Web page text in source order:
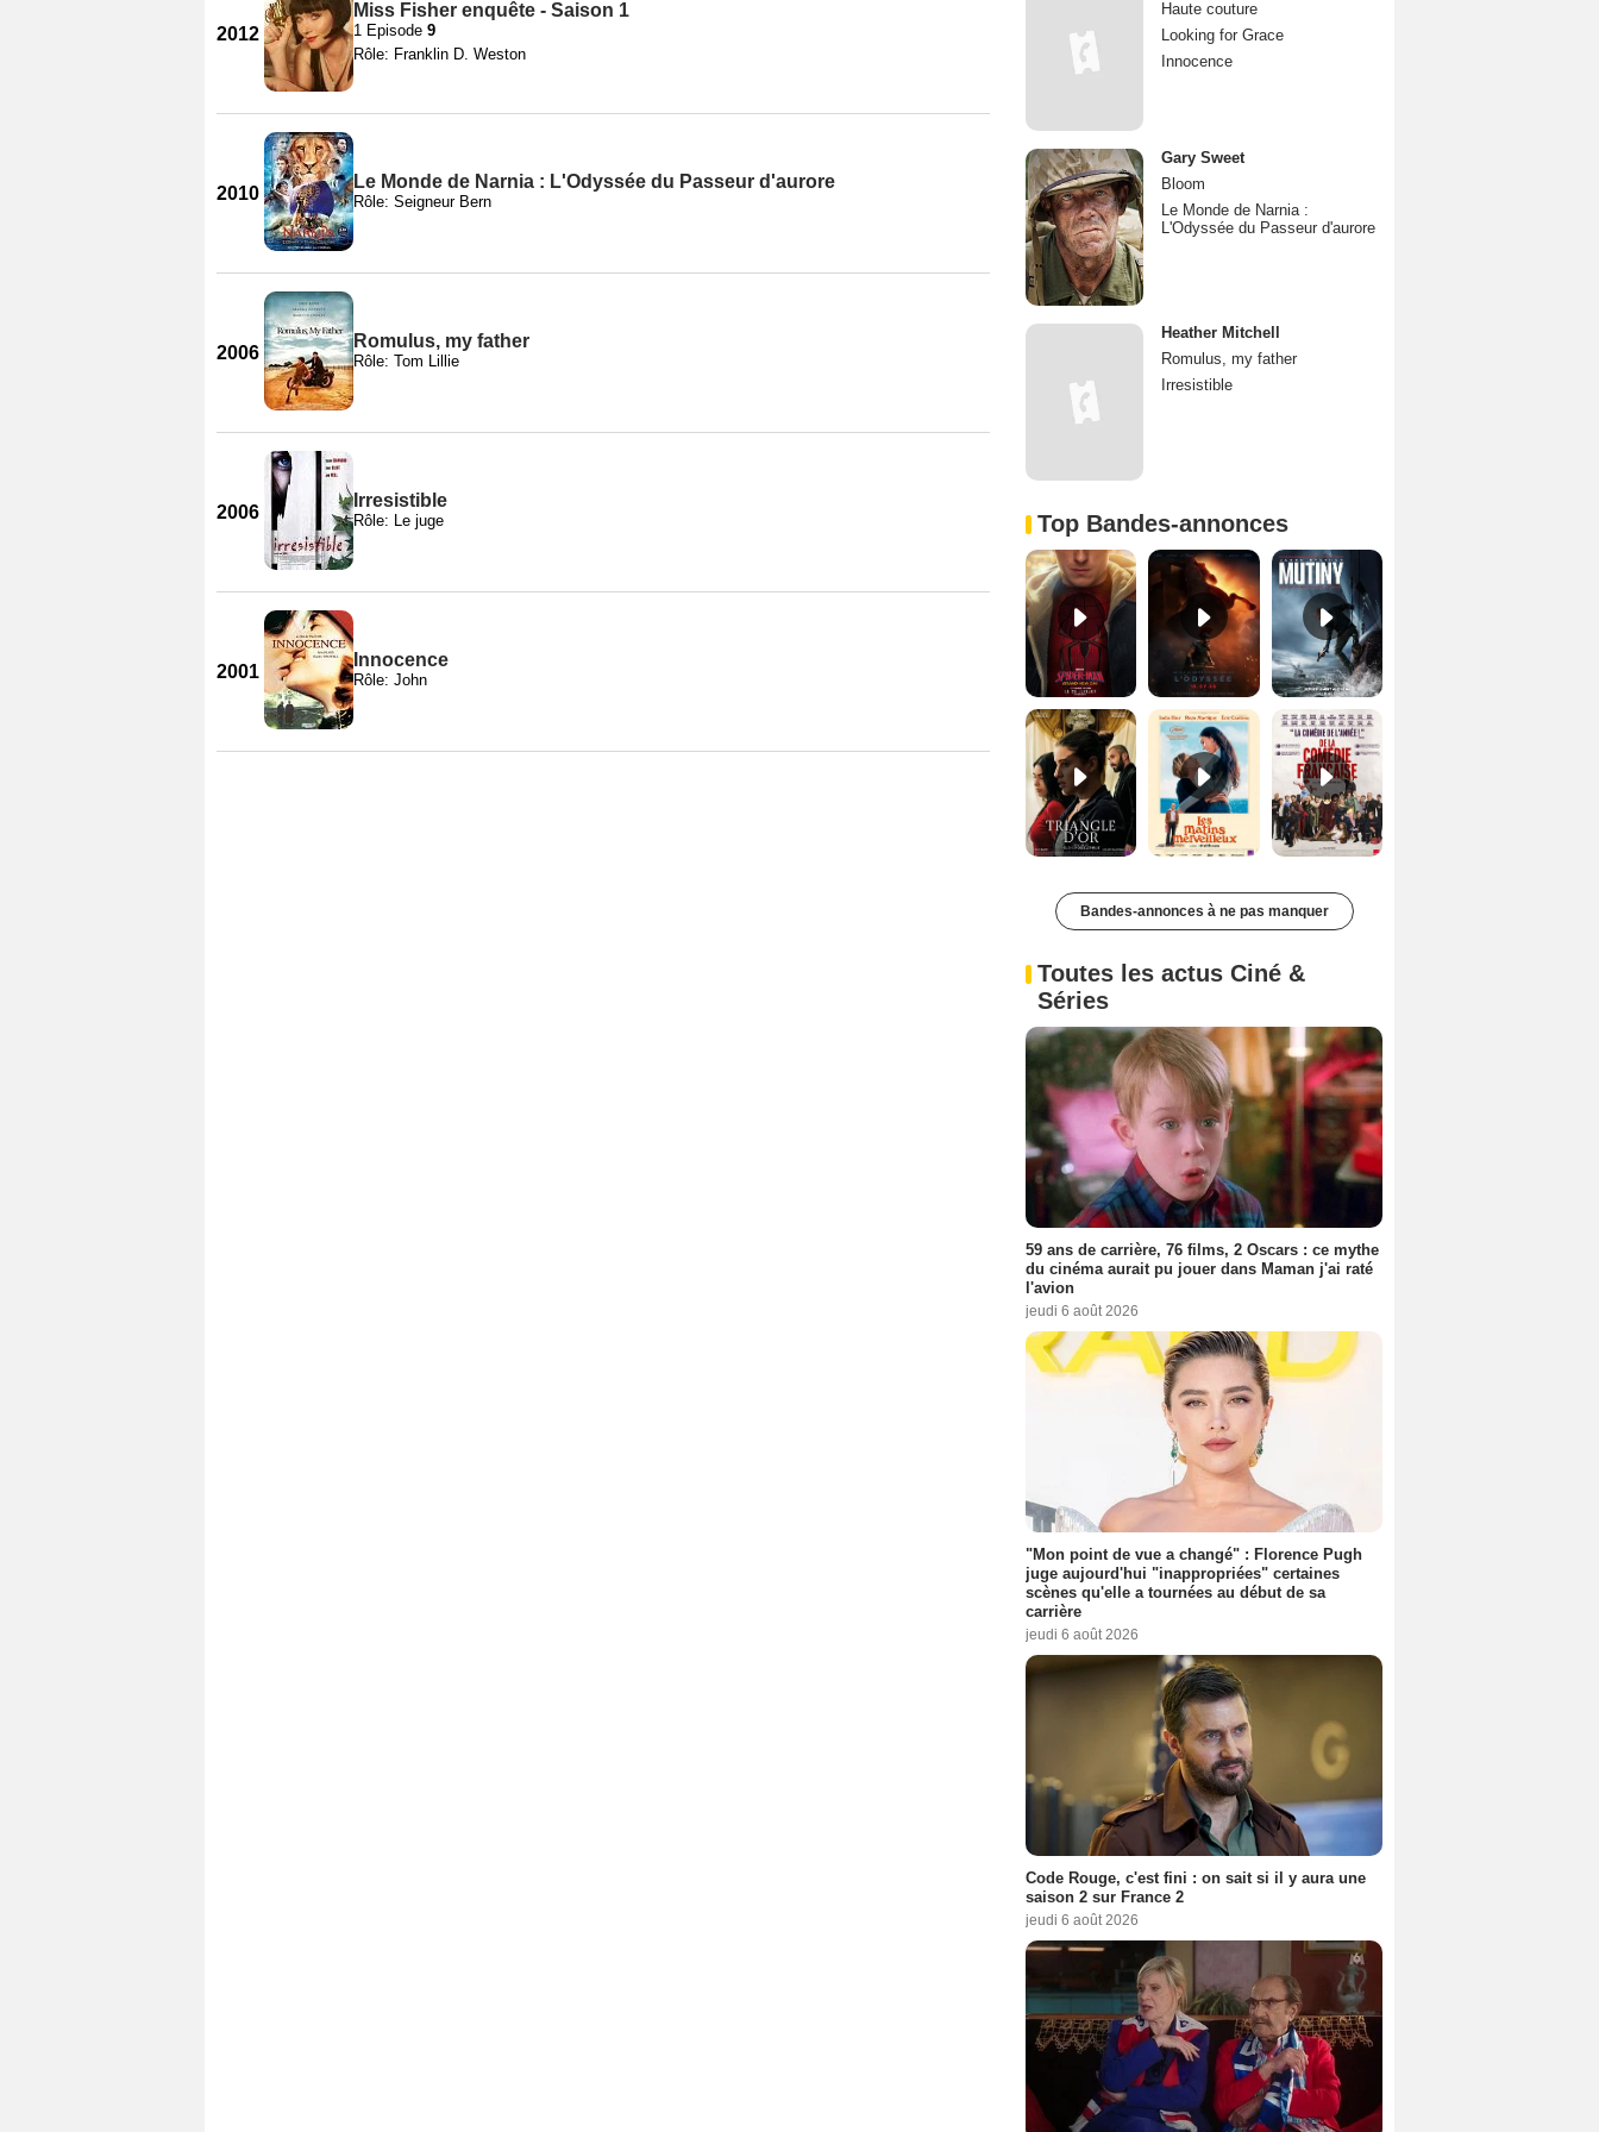
2012
Miss Fisher enquête - Saison 1
1 Episode 9
Rôle: Franklin D. Weston
2010
Le Monde de Narnia : L'Odyssée du Passeur d'aurore
Rôle: Seigneur Bern
2006
Romulus, my father
Rôle: Tom Lillie
2006
Irresistible
Rôle: Le juge
2001
Innocence
Rôle: John
Haute couture
Looking for Grace
Innocence
Gary Sweet
Bloom
Le Monde de Narnia :
L'Odyssée du Passeur d'aurore
Heather Mitchell
Romulus, my father
Irresistible
Top Bandes-annonces
Spider-Man: Brand New Day Bande-annonce VO STFR L'Odyssée Bande-annonce VO STFR
Les Matins merveilleux Bande-annonce VF De la Comédie-Française Teaser VF
Bandes-annonces à ne pas manquer
Toutes les actus Ciné &
Séries
59 ans de carrière, 76 films, 2 Oscars : ce mythe
du cinéma aurait pu jouer dans Maman j'ai raté
l'avion
jeudi 6 août 2026
"Mon point de vue a changé" : Florence Pugh
juge aujourd'hui "inappropriées" certaines
scènes qu'elle a tournées au début de sa
carrière
jeudi 6 août 2026
Code Rouge, c'est fini : on sait si il y aura une
saison 2 sur France 2
jeudi 6 août 2026